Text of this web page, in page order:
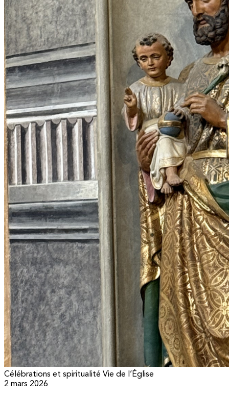
Célébrations et spiritualité Vie de l’Église
2 mars 2026